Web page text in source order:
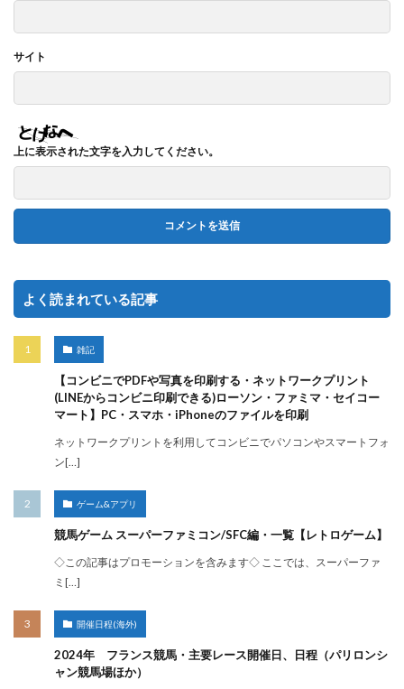
サイト
上に表示された文字を入力してください。
よく読まれている記事
雑記
【コンビニでPDFや写真を印刷する・ネットワークプリント
(LINEからコンビニ印刷できる)ローソン・ファミマ・セイコー
マート】PC・スマホ・iPhoneのファイルを印刷
ネットワークプリントを利用してコンビニでパソコンやスマートフォ
ン[…]
ゲーム&アプリ
競馬ゲーム スーパーファミコン/SFC編・一覧【レトロゲーム】
◇この記事はプロモーションを含みます◇ ここでは、スーパーファ
ミ[…]
開催日程(海外)
2024年 フランス競馬・主要レース開催日、日程（パリロンシ
ャン競馬場ほか）